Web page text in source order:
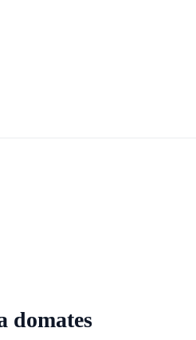
domates